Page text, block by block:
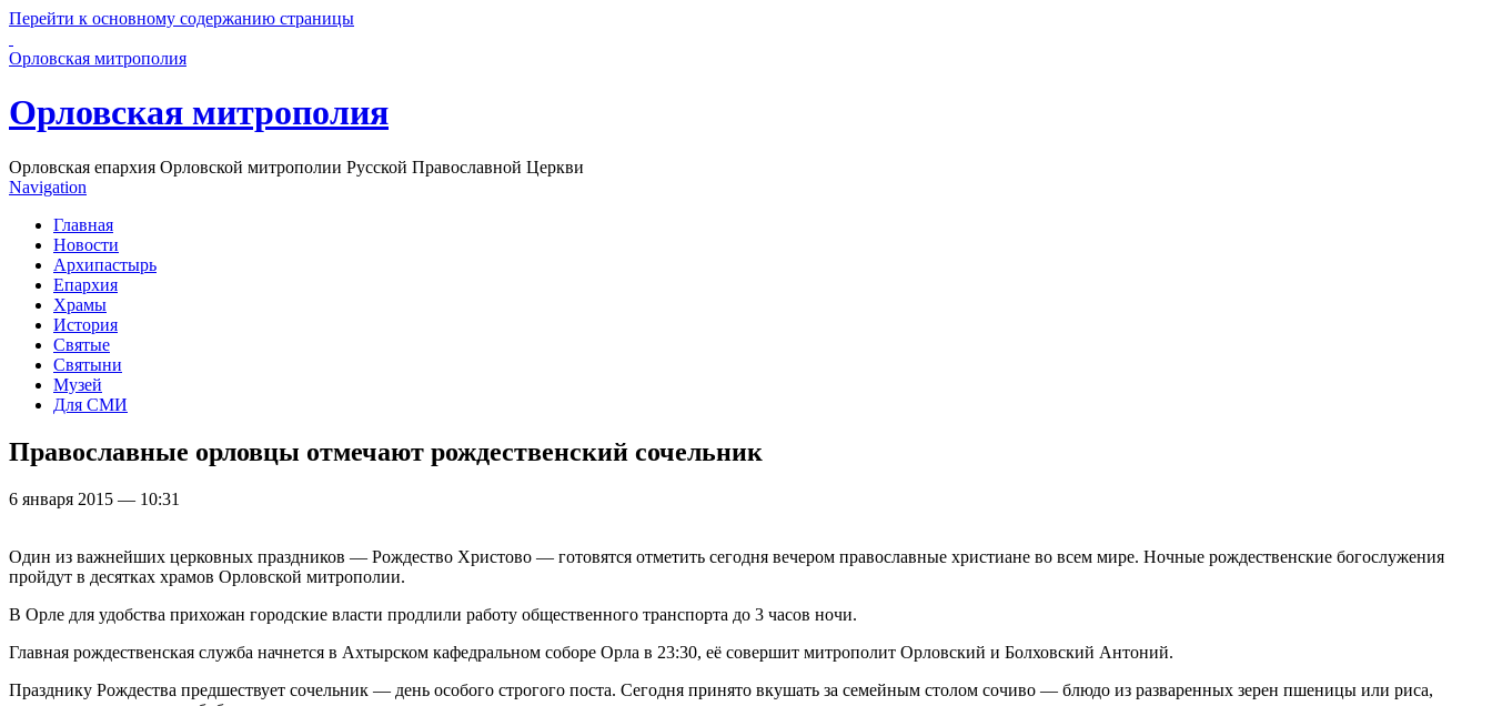
Перейти к основному содержанию страницы
Орловская митрополия
Орловская митрополия
Орловская епархия Орловской митрополии Русской Православной Церкви
Navigation
Главная
Новости
Архипастырь
Епархия
Храмы
История
Святые
Святыни
Музей
Для СМИ
Православные орловцы отмечают рождественский сочельник
6 января 2015 — 10:31
Один из важнейших церковных праздников — Рождество Христово — готовятся отметить сегодня вечером православные христиане во всем мире. Ночные рождественские богослужения
пройдут в десятках храмов Орловской митрополии.
В Орле для удобства прихожан городские власти продлили работу общественного транспорта до 3 часов ночи.
Главная рождественская служба начнется в Ахтырском кафедральном соборе Орла в 23:30, её совершит митрополит Орловский и Болховский Антоний.
Празднику Рождества предшествует сочельник — день особого строгого поста. Сегодня принято вкушать за семейным столом сочиво — блюдо из разваренных зерен пшеницы или риса,